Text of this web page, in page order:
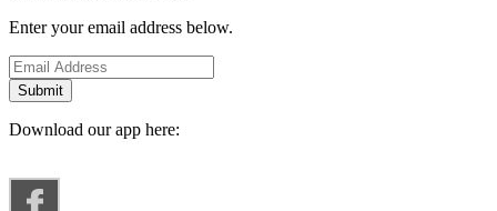
Enter your email address below.
Download our app here: